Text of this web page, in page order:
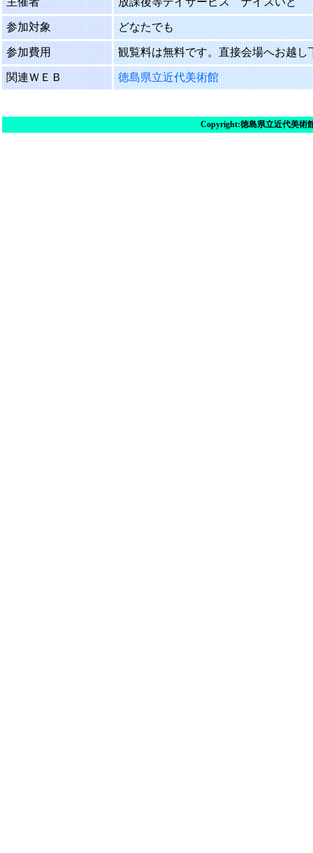
参加対象 どなたでも
参加費用 観覧料は無料です。直接会場へお越し
関連ＷＥＢ 徳島県立近代美術館
Copyright:徳島県立近代美術